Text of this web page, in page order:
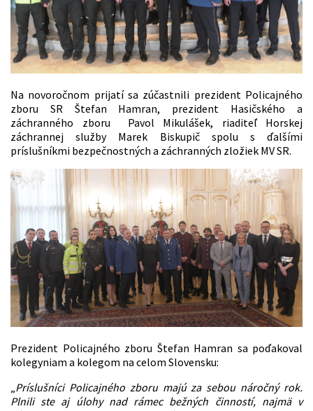
Na novoročnom prijatí sa zúčastnili prezident Policajného
zboru SR Štefan Hamran, prezident Hasičského a
záchranného zboru Pavol Mikulášek, riaditeľ Horskej
záchrannej služby Marek Biskupič spolu s ďalšími
príslušníkmi bezpečnostných a záchranných zložiek MV SR.
Prezident Policajného zboru Štefan Hamran sa poďakoval
kolegyniam a kolegom na celom Slovensku:
„Príslušníci Policajného zboru majú za sebou náročný rok.
Plnili ste aj úlohy nad rámec bežných činností, najmä v